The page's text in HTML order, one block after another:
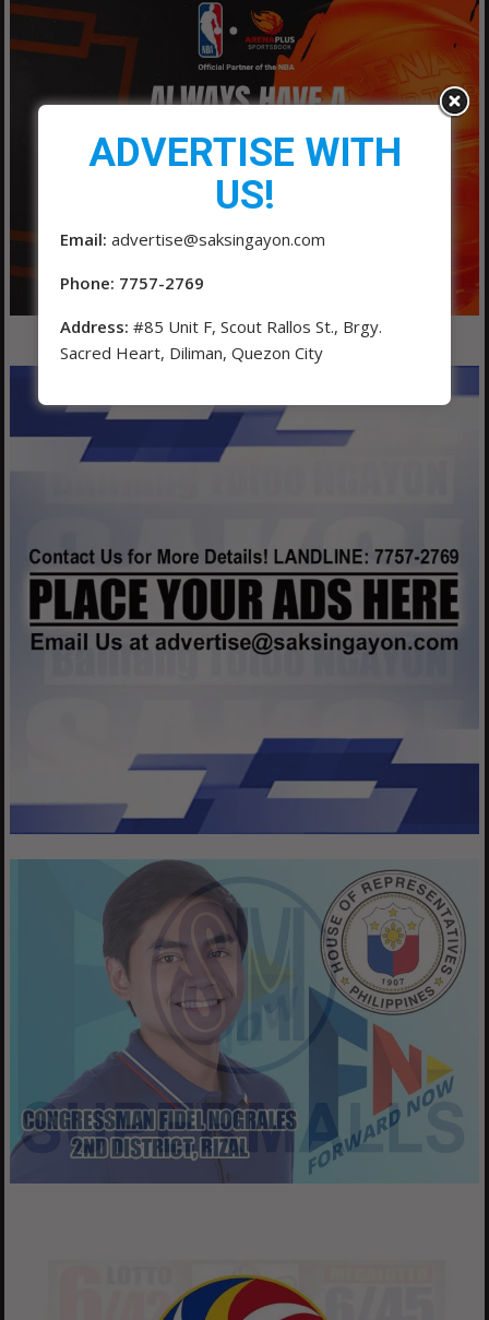
ADVERTISE WITH
US!
Email: advertise@saksingayon.com
Phone: 7757-2769
Address: #85 Unit F, Scout Rallos St., Brgy.
Sacred Heart, Diliman, Quezon City